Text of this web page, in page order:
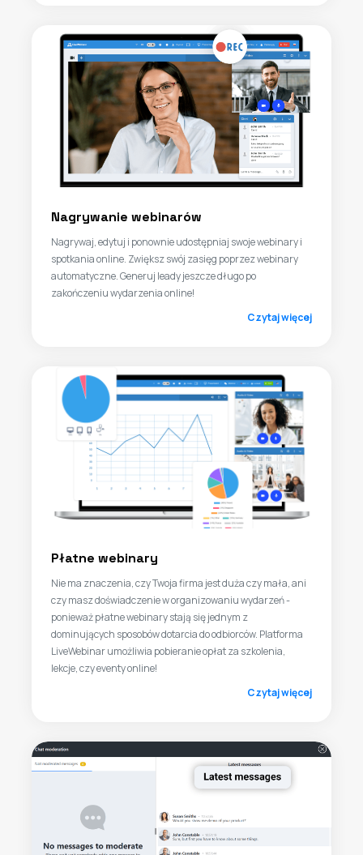
Nagrywanie webinarów
Nagrywaj, edytuj i ponownie udostępniaj swoje webinary i
spotkania online. Zwiększ swój zasięg poprzez webinary
automatyczne. Generuj leady jeszcze długo po
zakończeniu wydarzenia online!
Czytaj więcej
Płatne webinary
Nie ma znaczenia, czy Twoja firma jest duża czy mała, ani
czy masz doświadczenie w organizowaniu wydarzeń -
ponieważ płatne webinary stają się jednym z
dominujących sposobów dotarcia do odbiorców. Platforma
LiveWebinar umożliwia pobieranie opłat za szkolenia,
lekcje, czy eventy online!
Czytaj więcej